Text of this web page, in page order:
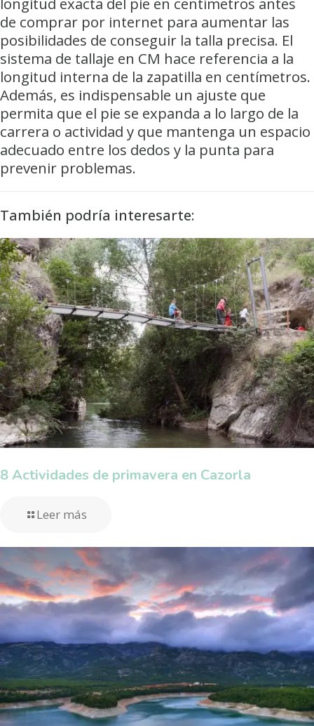
de comprar por internet para aumentar las
posibilidades de conseguir la talla precisa. El
sistema de tallaje en CM hace referencia a la
longitud interna de la zapatilla en centímetros.
Además, es indispensable un ajuste que
permita que el pie se expanda a lo largo de la
carrera o actividad y que mantenga un espacio
adecuado entre los dedos y la punta para
prevenir problemas.
También podría interesarte:
8 Actividades de primavera en Cazorla
Leer más